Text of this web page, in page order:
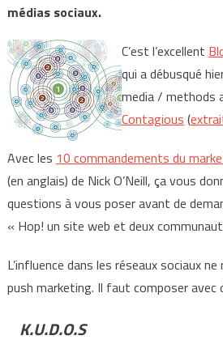
médias sociaux.
C’est l’excellent
qui a débusqué
media / methods
Contagious (
Avec les 10 commandements du
(en anglais) de Nick O’Neill, ça vous
questions à vous poser avant de
« Hop! un site web et deux
L’influence dans les réseaux sociaux
push marketing. Il faut composer avec
K.U.D.O.S